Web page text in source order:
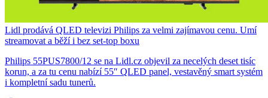
Lidl prodává QLED televizi Philips za velmi zajímavou cenu. Umí
streamovat a běží i bez set-top boxu
Philips 55PUS7800/12 se na Lidl.cz objevil za necelých deset tisíc
korun, a za tu cenu nabízí 55″ QLED panel, vestavěný smart systém
i kompletní sadu tunerů.